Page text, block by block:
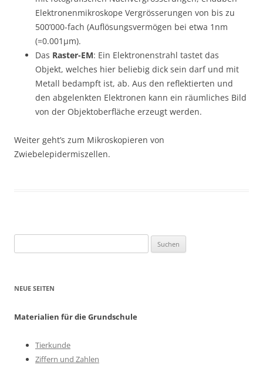
Elektronenmikroskope Vergrösserungen von bis zu
500’000-fach (Auflösungsvermögen bei etwa 1nm
(=0.001µm).
Das Raster-EM: Ein Elektronenstrahl tastet das
Objekt, welches hier beliebig dick sein darf und mit
Metall bedampft ist, ab. Aus den reflektierten und
den abgelenkten Elektronen kann ein räumliches Bild
von der Objektoberfläche erzeugt werden.
Weiter geht’s zum Mikroskopieren von
Zwiebelepidermiszellen.
nach:
NEUE SEITEN
Materialien für die Grundschule
Tierkunde
Ziffern und Zahlen